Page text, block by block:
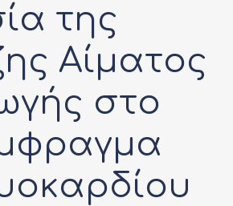
της
Αίματος
στο